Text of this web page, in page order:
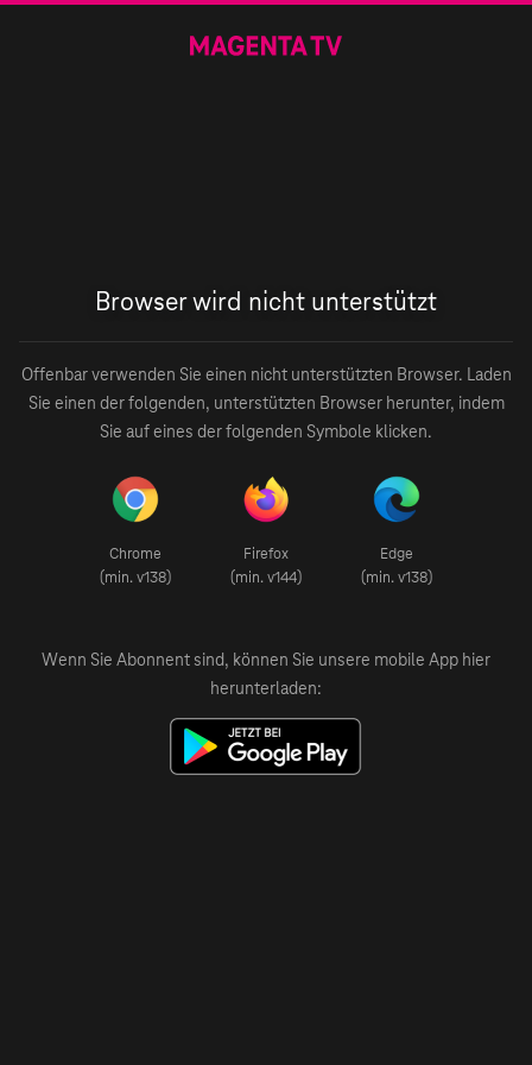
Browser wird nicht unterstützt
Offenbar verwenden Sie einen nicht unterstützten Browser. Laden
Sie einen der folgenden, unterstützten Browser herunter, indem
Sie auf eines der folgenden Symbole klicken.
Chrome
(min. v138)
Firefox
(min. v144)
Edge
(min. v138)
Wenn Sie Abonnent sind, können Sie unsere mobile App hier
herunterladen: